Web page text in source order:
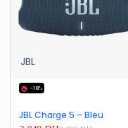
JBL
-18%
JBL Charge 5 – Bleu